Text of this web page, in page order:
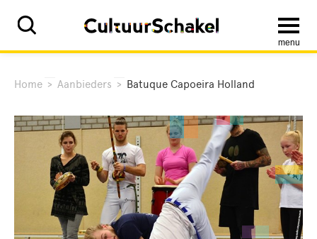
menu
Home > Aanbieders > Batuque Capoeira Holland